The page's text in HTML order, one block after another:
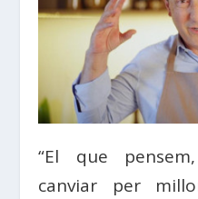
“El que
canviar per